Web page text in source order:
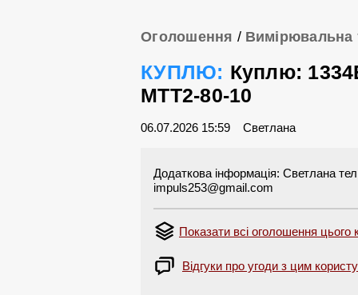
Оголошення / Вимірювальна
КУПЛЮ: Куплю:
МТТ2-80-10
06.07.2026 15:59 Светлана
Додаткова інформація: Светлана
impuls253@gmail.com
Показати всі оголошення
Відгуки про угоди з цим